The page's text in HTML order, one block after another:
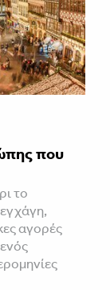
που
το
αγορές